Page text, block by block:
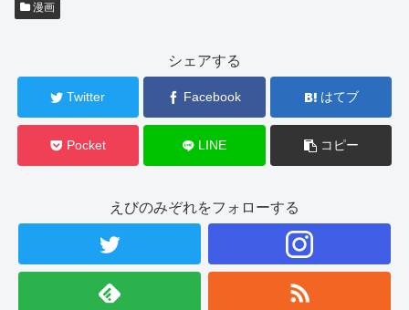
漫画
シェアする
Twitter Facebook はてブ
Pocket LINE コピー
えびのみぞれをフォローする